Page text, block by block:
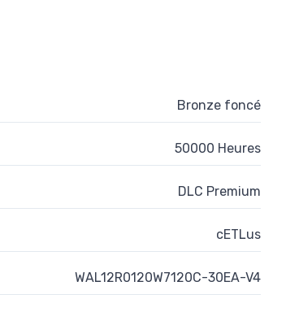
Bronze foncé
50000 Heures
DLC Premium
cETLus
WAL12R0120W7120C-30EA-V4